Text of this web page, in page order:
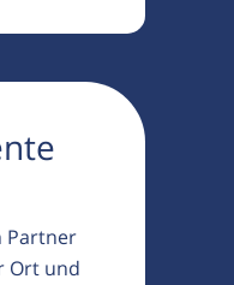
Partner
Ort und